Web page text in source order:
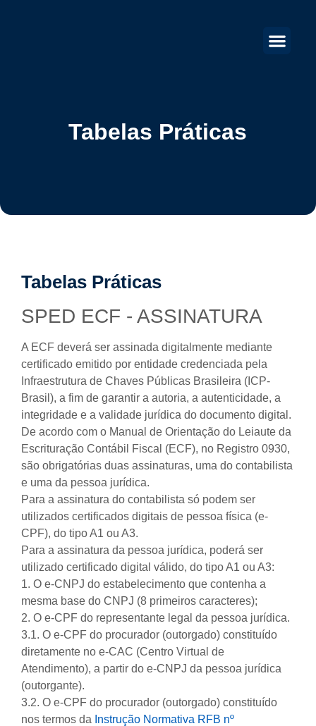
Tabelas Práticas
Tabelas Práticas
SPED ECF - ASSINATURA
A ECF deverá ser assinada digitalmente mediante
certificado emitido por entidade credenciada pela
Infraestrutura de Chaves Públicas Brasileira (ICP-
Brasil), a fim de garantir a autoria, a autenticidade, a
integridade e a validade jurídica do documento digital.
De acordo com o Manual de Orientação do Leiaute da
Escrituração Contábil Fiscal (ECF), no Registro 0930,
são obrigatórias duas assinaturas, uma do contabilista
e uma da pessoa jurídica.
Para a assinatura do contabilista só podem ser
utilizados certificados digitais de pessoa física (e-
CPF), do tipo A1 ou A3.
Para a assinatura da pessoa jurídica, poderá ser
utilizado certificado digital válido, do tipo A1 ou A3:
1. O e-CNPJ do estabelecimento que contenha a
mesma base do CNPJ (8 primeiros caracteres);
2. O e-CPF do representante legal da pessoa jurídica.
3.1. O e-CPF do procurador (outorgado) constituído
diretamente no e-CAC (Centro Virtual de
Atendimento), a partir do e-CNPJ da pessoa jurídica
(outorgante).
3.2. O e-CPF do procurador (outorgado) constituído
nos termos da Instrução Normativa RFB nº